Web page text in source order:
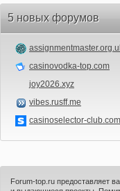
5 новых форумов
casinovodka-top.com
joy2026.xyz
vibes.rusff.me
casinoselector-club.com
Forum-top.ru предоставляет